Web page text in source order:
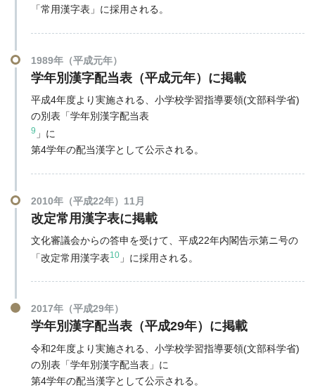
「常用漢字表」に採用される。
1989年（平成元年）
学年別漢字配当表（平成元年）に掲載
平成4年度より実施される、小学校学習指導要領(文部科学省)
の別表「学年別漢字配当表
9 」に
第4学年の配当漢字として公示される。
2010年（平成22年）11月
改定常用漢字表に掲載
文化審議会からの答申を受けて、平成22年内閣告示第ニ号の
「改定常用漢字表10」に採用される。
2017年（平成29年）
学年別漢字配当表（平成29年）に掲載
令和2年度より実施される、小学校学習指導要領(文部科学省)
の別表「学年別漢字配当表」に
第4学年の配当漢字として公示される。